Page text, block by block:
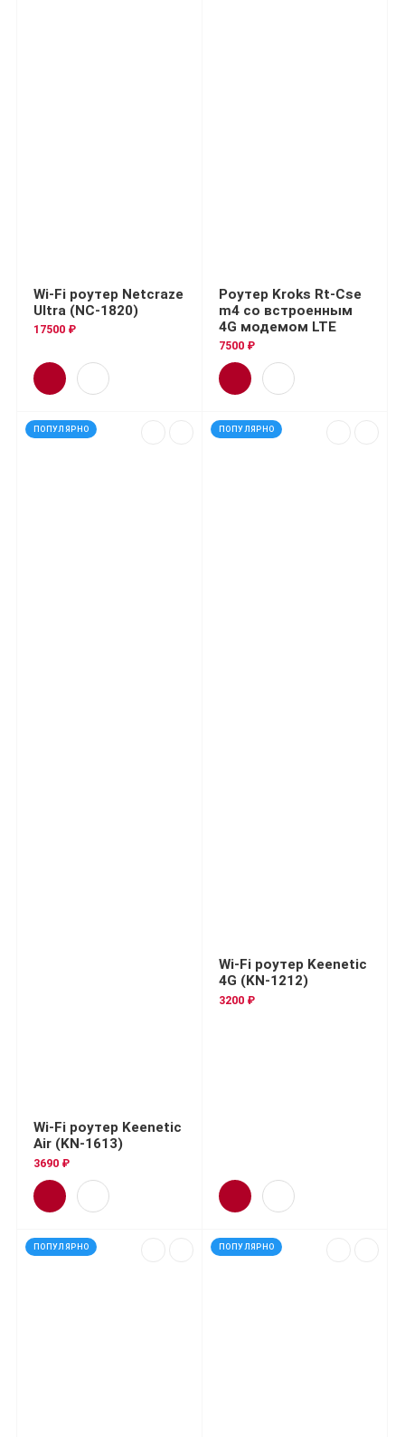
Wi-Fi роутер Netcraze
Ultra (NC-1820)
17500 ₽
Роутер Kroks Rt-Cse
m4 со встроенным
4G модемом LTE
7500 ₽
ПОПУЛЯРНО
Wi-Fi роутер Keenetic
Air (KN-1613)
3690 ₽
ПОПУЛЯРНО
Wi-Fi роутер Keenetic
4G (KN-1212)
3200 ₽
ПОПУЛЯРНО ПОПУЛЯРНО